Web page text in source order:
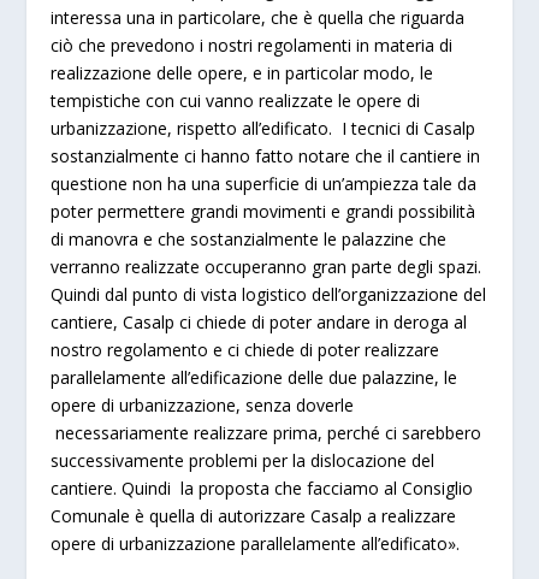
interessa una in particolare, che è quella che riguarda
ciò che prevedono i nostri regolamenti in materia di
realizzazione delle opere, e in particolar modo, le
tempistiche con cui vanno realizzate le opere di
urbanizzazione, rispetto all’edificato. I tecnici di Casalp
sostanzialmente ci hanno fatto notare che il cantiere in
questione non ha una superficie di un’ampiezza tale da
poter permettere grandi movimenti e grandi possibilità
di manovra e che sostanzialmente le palazzine che
verranno realizzate occuperanno gran parte degli spazi.
Quindi dal punto di vista logistico dell’organizzazione del
cantiere, Casalp ci chiede di poter andare in deroga al
nostro regolamento e ci chiede di poter realizzare
parallelamente all’edificazione delle due palazzine, le
opere di urbanizzazione, senza doverle
necessariamente realizzare prima, perché ci sarebbero
successivamente problemi per la dislocazione del
cantiere. Quindi la proposta che facciamo al Consiglio
Comunale è quella di autorizzare Casalp a realizzare
opere di urbanizzazione parallelamente all’edificato».